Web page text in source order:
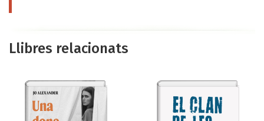
Llibres relacionats